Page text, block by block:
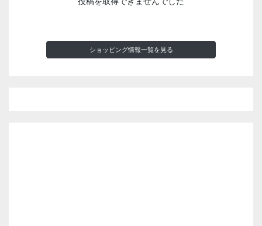
ショッピング情報一覧を見る